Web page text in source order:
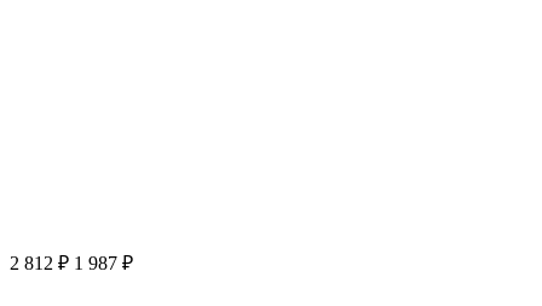
2 812 ₽ 1 987 ₽